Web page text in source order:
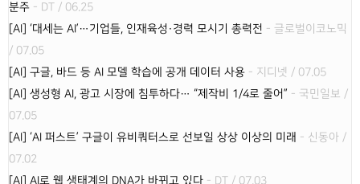
분주 - DT / 06.25
[AI] ‘대세는 AI’…기업들, 인재육성·경력 모시기 총력전 - 글로벌이코노믹
/ 07.05
[AI] 구글, 바드 등 AI 모델 학습에 공개 데이터 사용 - 지디넷 / 07.05
[AI] 생성형 AI, 광고 시장에 침투하다… “제작비 1/4로 줄어” - 국민일보 /
07.05
[AI] ‘AI 퍼스트’ 구글이 유비쿼터스로 선보일 상상 이상의 미래 - 신동아 /
07.02
[AI] AI로 웹 생태계의 DNA가 바뀌고 있다 - DT / 07.03